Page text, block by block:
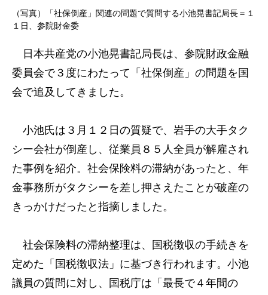
（写真）「社保倒産」関連の問題で質問する小池晃書記局長＝１
１日、参院財金委
日本共産党の小池晃書記局長は、参院財政金融
委員会で３度にわたって「社保倒産」の問題を国
会で追及してきました。
小池氏は３月１２日の質疑で、岩手の大手タク
シー会社が倒産し、従業員８５人全員が解雇され
た事例を紹介。社会保険料の滞納があったと、年
金事務所がタクシーを差し押さえたことが破産の
きっかけだったと指摘しました。
社会保険料の滞納整理は、国税徴収の手続きを
定めた「国税徴収法」に基づき行われます。小池
議員の質問に対し、国税庁は「最長で４年間の